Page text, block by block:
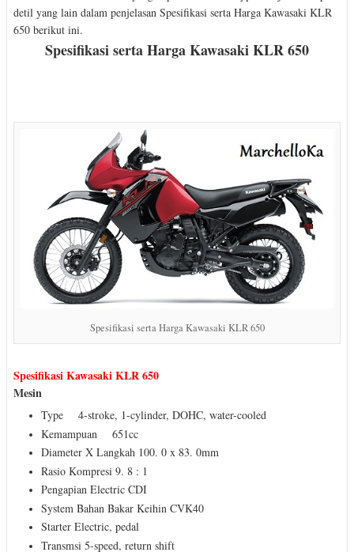
detil yang lain dalam penjelasan Spesifikasi serta Harga Kawasaki KLR
650 berikut ini.
Spesifikasi serta Harga Kawasaki KLR 650
Spesifikasi serta Harga Kawasaki KLR 650
Spesifikasi Kawasaki KLR 650
Mesin
Type 4-stroke, 1-cylinder, DOHC, water-cooled
Kemampuan 651cc
Diameter X Langkah 100. 0 x 83. 0mm
Rasio Kompresi 9. 8 : 1
Pengapian Electric CDI
System Bahan Bakar Keihin CVK40
Starter Electric, pedal
Transmsi 5-speed, return shift